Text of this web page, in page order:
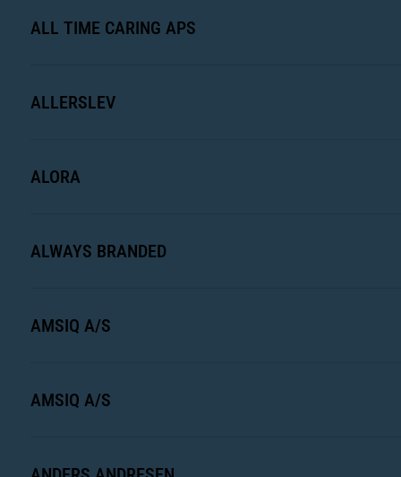
ALL TIME CARING APS
ALLERSLEV
ALORA
ALWAYS BRANDED
AMSIQ A/S
AMSIQ A/S